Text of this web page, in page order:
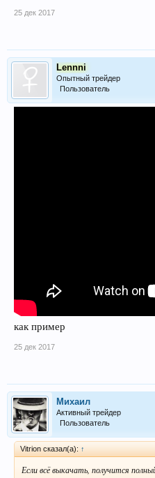
25 дек 2017
Lennni
Опытный трейдер
Пользователь
как пример
25 дек 2017
Михаил
Активный трейдер
Пользователь
Vitrion сказал(а): ↑
Если всё выкачать, получится